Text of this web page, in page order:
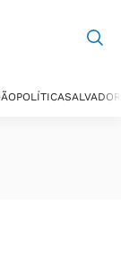
POLÍTICASALVADOR